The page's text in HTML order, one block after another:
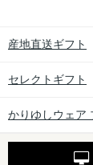
産地直送ギフト
セレクトギフト
かりゆしウェア